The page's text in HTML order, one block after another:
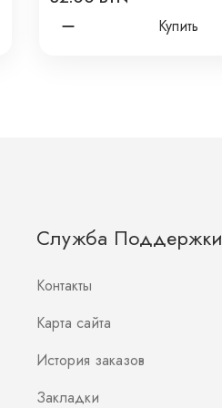
Купить
Служба Поддержки
Контакты
Карта сайта
История заказов
Закладки